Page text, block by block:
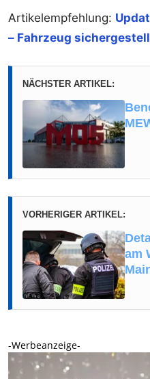
Artikelempfehlung:
– Fahrzeug
NÄCHSTER ARTIKEL:
VORHERIGER ARTIKEL:
am
-Werbeanzeige-